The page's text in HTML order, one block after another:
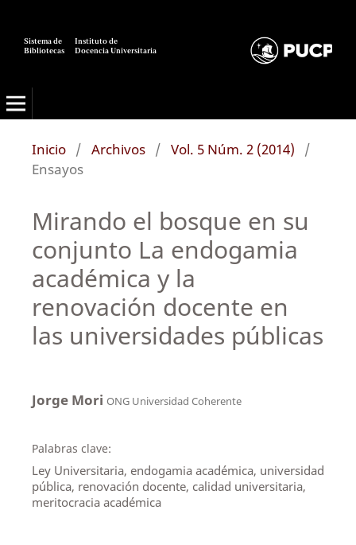
Sistema de
Bibliotecas
Instituto de
Docencia Universitaria
Inicio / Archivos / Vol. 5 Núm. 2 (2014)
/
Ensayos
Mirando el bosque en su
conjunto La endogamia
académica y la
renovación docente en
las universidades públicas
Jorge Mori ONG Universidad Coherente
Palabras clave:
Ley Universitaria, endogamia académica, universidad
pública, renovación docente, calidad universitaria,
meritocracia académica